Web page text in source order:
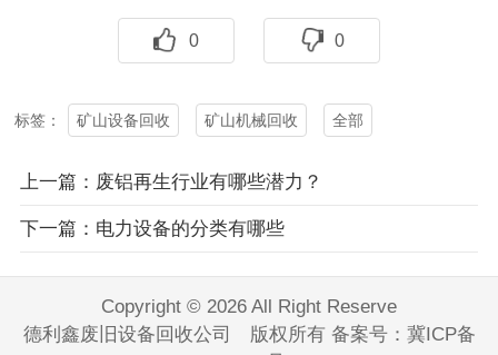
0 0
标签： 矿山设备回收 矿山机械回收 全部
上一篇：废铝再生行业有哪些潜力？
下一篇：电力设备的分类有哪些
Copyright © 2026 All Right Reserve
德利鑫废旧设备回收公司 版权所有 备案号： 冀ICP备